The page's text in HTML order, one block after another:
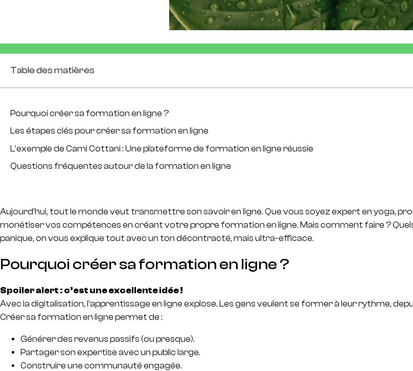
Table des matières
Pourquoi créer sa formation en ligne ?
Les étapes clés pour créer sa formation en ligne
L’exemple de Cami Cottani : Une plateforme de formation en ligne réussie
Questions fréquentes autour de la formation en ligne
Aujourd’hui, tout le monde veut transmettre son savoir en ligne. Que vous soyez expert en yoga,
monétiser vos compétences en créant votre propre formation en ligne. Mais comment faire ?
panique, on vous explique tout avec un ton décontracté, mais ultra-efficace.
Pourquoi créer sa formation en ligne ?
Spoiler alert : c’est une excellente idée !
Avec la digitalisation, l’apprentissage en ligne explose. Les gens veulent se former à leur rythme,
Créer sa formation en ligne permet de :
Générer des revenus passifs (ou presque).
Partager son expertise avec un public large.
Construire une communauté engagée.